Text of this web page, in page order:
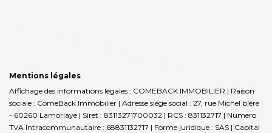
Mentions légales
Affichage des informations légales : COMEBACK IMMOBILIER | Raison
sociale : ComeBack Immobilier | Adresse siège social : 27, rue Michel bléré
- 60260 Lamorlaye | Siret : 83113271700032 | RCS : 831132717 | Numero
TVA Intracommunautaire : 68831132717 | Forme juridique : SAS | Capital